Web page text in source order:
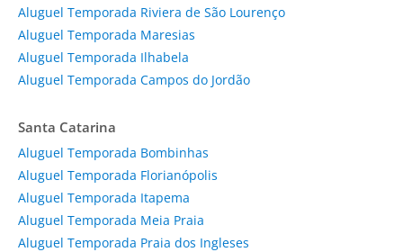
Aluguel Temporada Riviera de São Lourenço
Aluguel Temporada Maresias
Aluguel Temporada Ilhabela
Aluguel Temporada Campos do Jordão
Santa Catarina
Aluguel Temporada Bombinhas
Aluguel Temporada Florianópolis
Aluguel Temporada Itapema
Aluguel Temporada Meia Praia
Aluguel Temporada Praia dos Ingleses